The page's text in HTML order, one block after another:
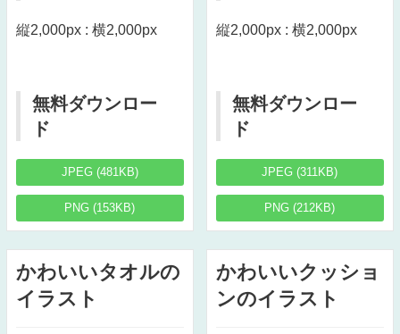
縦2,000px : 横2,000px
無料ダウンロー
ド
JPEG (481KB)
PNG (153KB)
縦2,000px : 横2,000px
無料ダウンロー
ド
JPEG (311KB)
PNG (212KB)
かわいいタオルの
イラスト
かわいいクッショ
ンのイラスト